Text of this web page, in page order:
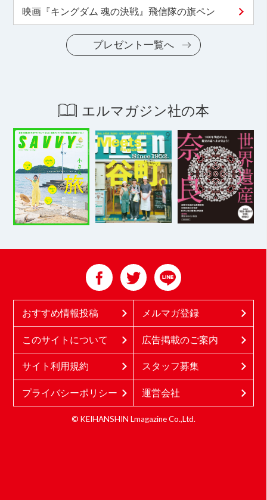
映画『キングダム 魂の決戦』飛信隊の旗ペン
プレゼント一覧へ
エルマガジン社の本
おすすめ情報投稿 メルマガ登録
このサイトについて 広告掲載のご案内
サイト利用規約 スタッフ募集
プライバシーポリシー 運営会社
© KEIHANSHIN Lmagazine Co.,Ltd.